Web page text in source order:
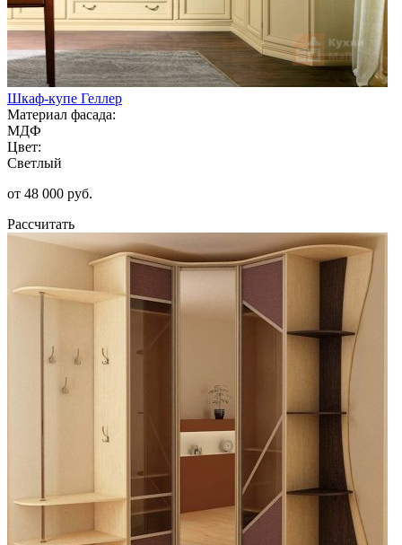
Шкаф-купе Геллер
Материал фасада:
МДФ
Цвет:
Светлый
от 48 000 руб.
Рассчитать